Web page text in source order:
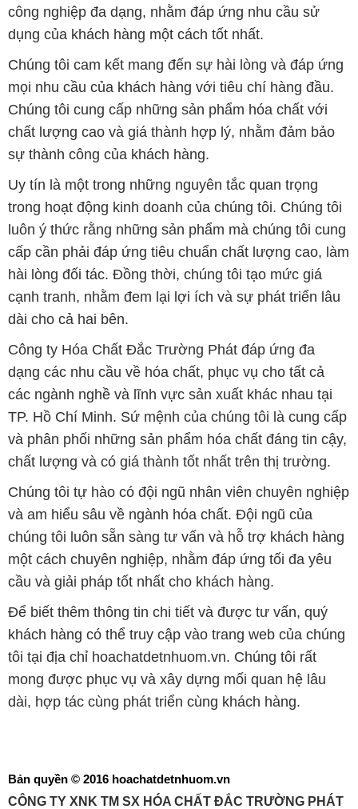
công nghiệp đa dạng, nhằm đáp ứng nhu cầu sử
dụng của khách hàng một cách tốt nhất.
Chúng tôi cam kết mang đến sự hài lòng và đáp ứng
mọi nhu cầu của khách hàng với tiêu chí hàng đầu.
Chúng tôi cung cấp những sản phẩm hóa chất với
chất lượng cao và giá thành hợp lý, nhằm đảm bảo
sự thành công của khách hàng.
Uy tín là một trong những nguyên tắc quan trọng
trong hoạt động kinh doanh của chúng tôi. Chúng tôi
luôn ý thức rằng những sản phẩm mà chúng tôi cung
cấp cần phải đáp ứng tiêu chuẩn chất lượng cao, làm
hài lòng đối tác. Đồng thời, chúng tôi tạo mức giá
cạnh tranh, nhằm đem lại lợi ích và sự phát triển lâu
dài cho cả hai bên.
Công ty Hóa Chất Đắc Trường Phát đáp ứng đa
dạng các nhu cầu về hóa chất, phục vụ cho tất cả
các ngành nghề và lĩnh vực sản xuất khác nhau tại
TP. Hồ Chí Minh. Sứ mệnh của chúng tôi là cung cấp
và phân phối những sản phẩm hóa chất đáng tin cậy,
chất lượng và có giá thành tốt nhất trên thị trường.
Chúng tôi tự hào có đội ngũ nhân viên chuyên nghiệp
và am hiểu sâu về ngành hóa chất. Đội ngũ của
chúng tôi luôn sẵn sàng tư vấn và hỗ trợ khách hàng
một cách chuyên nghiệp, nhằm đáp ứng tối đa yêu
cầu và giải pháp tốt nhất cho khách hàng.
Để biết thêm thông tin chi tiết và được tư vấn, quý
khách hàng có thể truy cập vào trang web của chúng
tôi tại địa chỉ hoachatdetnhuom.vn. Chúng tôi rất
mong được phục vụ và xây dựng mối quan hệ lâu
dài, hợp tác cùng phát triển cùng khách hàng.
Bản quyền © 2016 hoachatdetnhuom.vn
CÔNG TY XNK TM SX HÓA CHẤT ĐẮC TRƯỜNG PHÁT